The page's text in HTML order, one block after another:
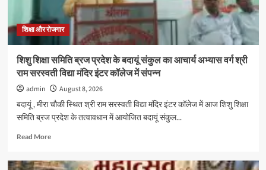
प्रबंधन
और
प्रभावी
गुर
शिक्षा और रोजगार
शिशु शिक्षा समिति ब्रज प्रदेश के बदायूं संकुल का आचार्य अभ्यास वर्ग श्री
राम सरस्वती विद्या मंदिर इंटर कॉलेज में संपन्न
admin
August 8, 2026
बदायूं , मीरा चौकी स्थित श्री राम सरस्वती विद्या मंदिर इंटर कॉलेज में आज शिशु शिक्षा
समिति ब्रज प्रदेश के तत्वावधान में आयोजित बदायूं संकुल...
Read MoreRead